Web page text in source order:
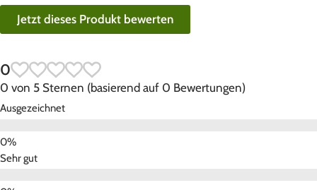
Jetzt dieses Produkt bewerten
0
0 von 5 Sternen (basierend auf 0 Bewertungen)
Ausgezeichnet
Sehr gut